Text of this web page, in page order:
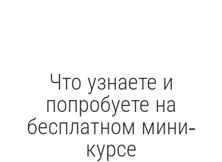
Что узнаете и
попробуете на
бесплатном мини-
курсе